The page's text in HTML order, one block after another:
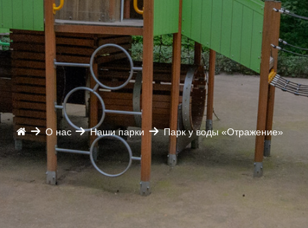
О нас Наши парки Парк у воды «Отражение»